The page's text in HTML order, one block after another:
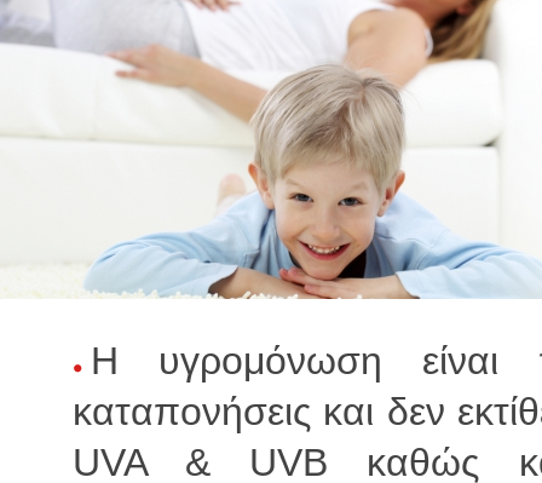
Η υγρομόνωση είναι
καταπονήσεις και δεν
UVA & UVB καθώς